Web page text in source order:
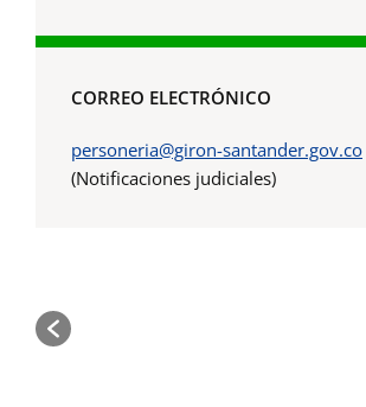
CORREO ELECTRÓNICO
personeria@giron-santander.gov.co
(Notificaciones judiciales)